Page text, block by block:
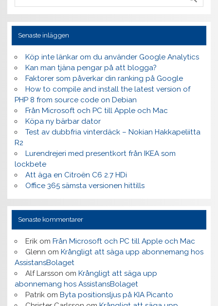
Senaste inläggen
Köp inte länkar om du använder Google Analytics
Kan man tjäna pengar på att blogga?
Faktorer som påverkar din ranking på Google
How to compile and install the latest version of
PHP 8 from source code on Debian
Från Microsoft och PC till Apple och Mac
Köpa ny bärbar dator
Test av dubbfria vinterdäck – Nokian Hakkapeliitta
R2
Lurendrejeri med presentkort från IKEA som
lockbete
Att äga en Citroën C6 2.7 HDi
Office 365 sämsta versionen hittills
Senaste kommentarer
Erikom Från Microsoft och PC till Apple och Mac
Glenn om Krångligt att säga upp abonnemang hos
AssistansBolaget
Alf Larsson om Krångligt att säga upp
abonnemang hos AssistansBolaget
Patrikom Byta positionsljus på KIA Picanto